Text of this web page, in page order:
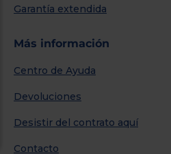
Garantía extendida
Más información
Centro de Ayuda
Devoluciones
Desistir del contrato aquí
Contacto